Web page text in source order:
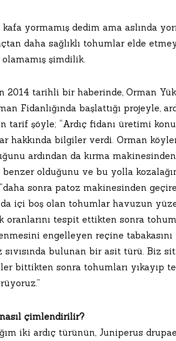
yormamış dedim ama aslında
daha sağlıklı tohumlar elde
şimdilik.
2014 tarihli bir haberinde, Orman
Fidanlığında başlattığı projeyle,
tarif şöyle; “Ardıç fidanı üretimi
hakkında bilgiler verdi. Orman
ardından da kırma
benzer olduğunu ve bu yolla
sonra patoz makinesinden
içi boş olan tohumlar havuzun
oranlarını tespit ettikten sonra
engelleyen reçine
sıvısında bulunan bir asit türü. Biz
bittikten sonra tohumları yıkayıp
çimlendirilir?
iki ardıç türünün, Juniperus